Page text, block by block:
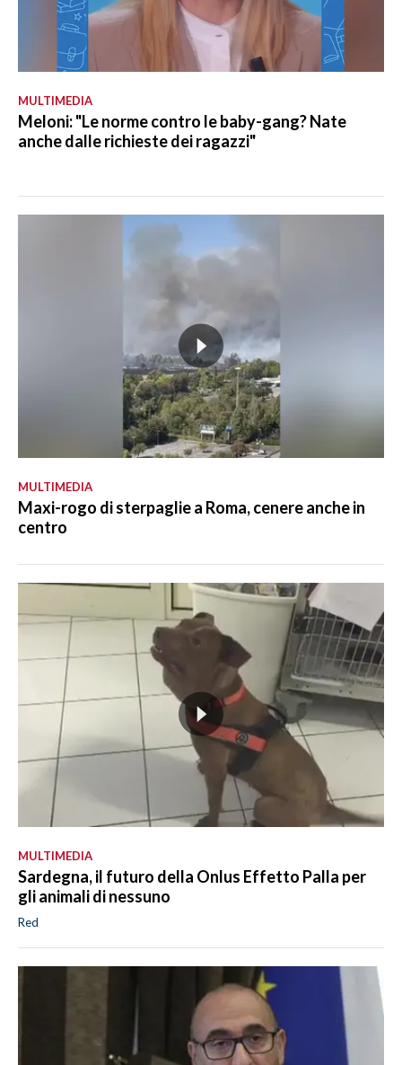
MULTIMEDIA
Meloni: "Le norme contro le baby-gang? Nate
anche dalle richieste dei ragazzi"
MULTIMEDIA
Maxi-rogo di sterpaglie a Roma, cenere anche in
centro
MULTIMEDIA
Sardegna, il futuro della Onlus Effetto Palla per
gli animali di nessuno
Red